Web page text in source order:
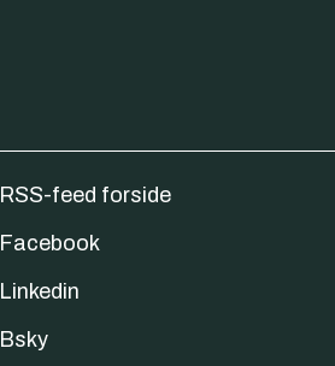
RSS-feed forside
Facebook
Linkedin
Bsky